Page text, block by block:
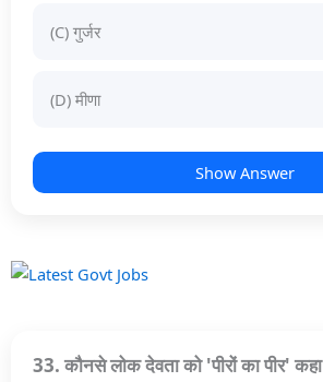
(C) गुर्जर
(D) मीणा
Show Answer
33. कौनसे लोक देवता को 'पीरों का पीर'